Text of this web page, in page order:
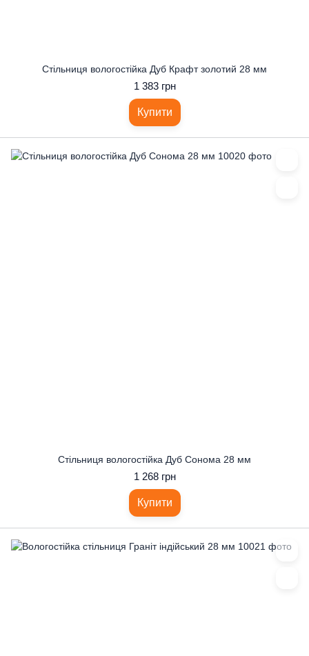
Стільниця вологостійка Дуб Крафт золотий 28 мм
1 383 грн
Купити
Стільниця вологостійка Дуб Сонома 28 мм
1 268 грн
Купити